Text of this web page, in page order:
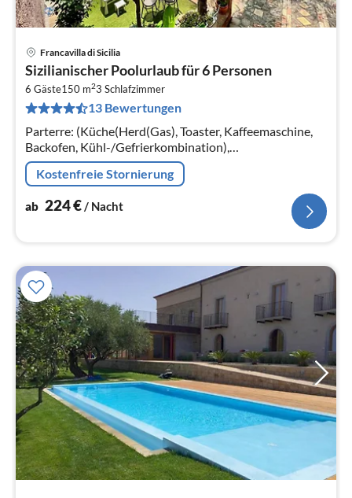
Francavilla di Sicilia
Sizilianischer Poolurlaub für 6 Personen
6 Gäste150 m23 Schlafzimmer
13 Bewertungen
Parterre: (Küche(Herd(Gas), Toaster, Kaffeemaschine,
Backofen, Kühl-/Gefrierkombination),
Schlafzimmer(Doppelbett(180 x 200 cm), Klimaanlage)
Kostenfreie Stornierung
ab 224€/ Nacht